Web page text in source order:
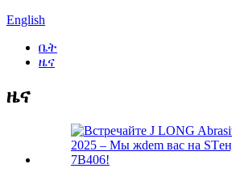
English
ቤት
ዜና
ዜና